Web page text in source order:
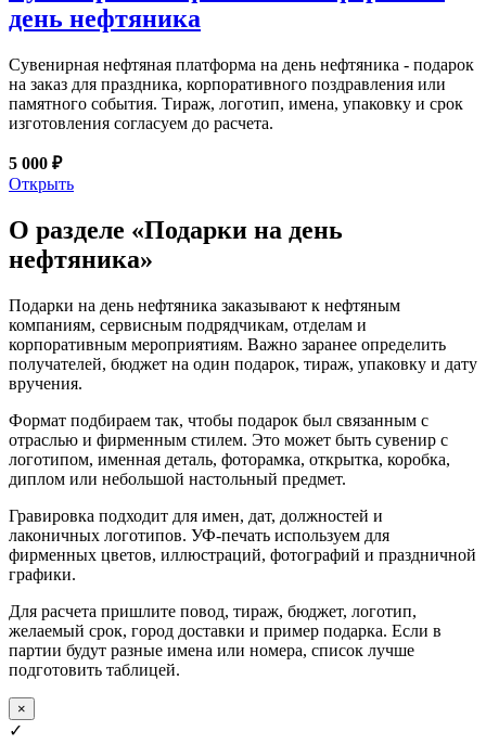
день нефтяника
Сувенирная нефтяная платформа на день нефтяника - подарок
на заказ для праздника, корпоративного поздравления или
памятного события. Тираж, логотип, имена, упаковку и срок
изготовления согласуем до расчета.
5 000 ₽
Открыть
О разделе «Подарки на день
нефтяника»
Подарки на день нефтяника заказывают к нефтяным
компаниям, сервисным подрядчикам, отделам и
корпоративным мероприятиям. Важно заранее определить
получателей, бюджет на один подарок, тираж, упаковку и дату
вручения.
Формат подбираем так, чтобы подарок был связанным с
отраслью и фирменным стилем. Это может быть сувенир с
логотипом, именная деталь, фоторамка, открытка, коробка,
диплом или небольшой настольный предмет.
Гравировка подходит для имен, дат, должностей и
лаконичных логотипов. УФ-печать используем для
фирменных цветов, иллюстраций, фотографий и праздничной
графики.
Для расчета пришлите повод, тираж, бюджет, логотип,
желаемый срок, город доставки и пример подарка. Если в
партии будут разные имена или номера, список лучше
подготовить таблицей.
×
✓